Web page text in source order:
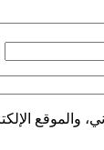
والموقع